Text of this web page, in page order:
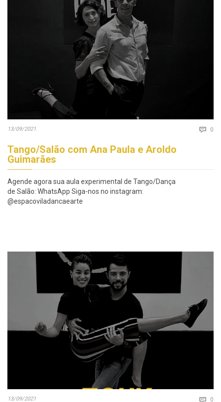
13/09/2021  0
Tango/Salão com Ana Paula e Aroldo
Guimarães
Agende agora sua aula experimental de Tango/Dança
de Salão: WhatsApp Siga-nos no instagram:
@espacoviladancaearte
13/09/2021  0